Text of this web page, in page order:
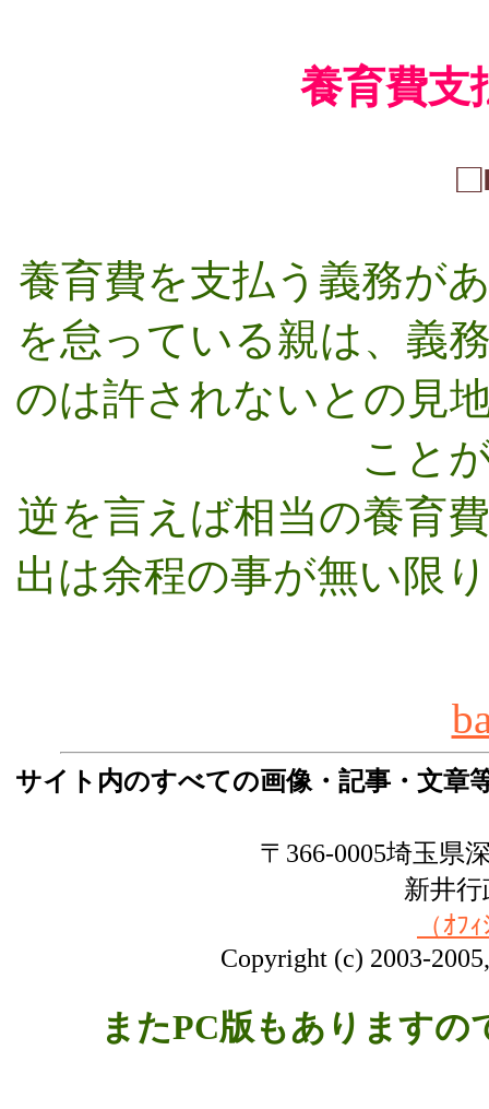
養育費支
養育費を支払う義務が
を怠っている親は、義
のは許されないとの見
こと
逆を言えば相当の養育
出は余程の事が無い限
サイト内のすべての画像・記事・文章
〒366-0005埼玉県
新井
（ｵﾌ
Copyright (c) 2003-
またPC版もありますの